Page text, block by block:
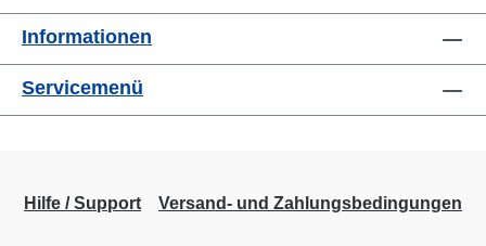
Informationen
Servicemenü
Hilfe / Support Versand- und Zahlungsbedingungen